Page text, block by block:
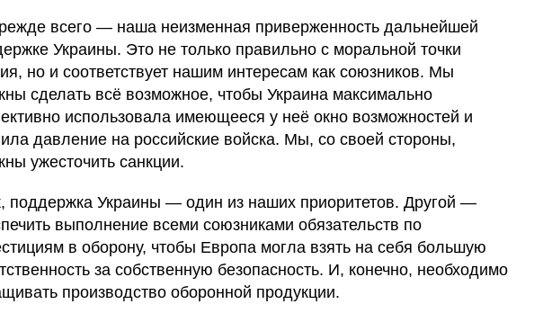
всего — наша неизменная приверженность дальнейшей
Украины. Это не только правильно с моральной точки
но и соответствует нашим интересам как союзников. Мы
сделать всё возможное, чтобы Украина максимально
использовала имеющееся у неё окно возможностей и
давление на российские войска. Мы, со своей стороны,
ужесточить санкции.
поддержка Украины — один из наших приоритетов. Другой —
выполнение всеми союзниками обязательств по
в оборону, чтобы Европа могла взять на себя большую
за собственную безопасность. И, конечно, необходимо
производство оборонной продукции.